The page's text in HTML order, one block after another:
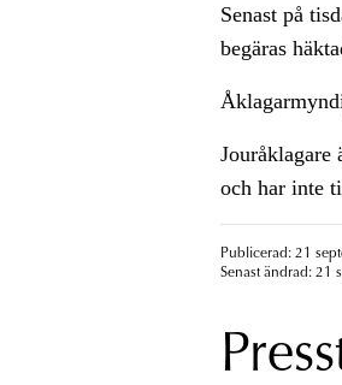
Senast på
begäras
och har inte
Publicerad: 21
Senast ändrad: 21